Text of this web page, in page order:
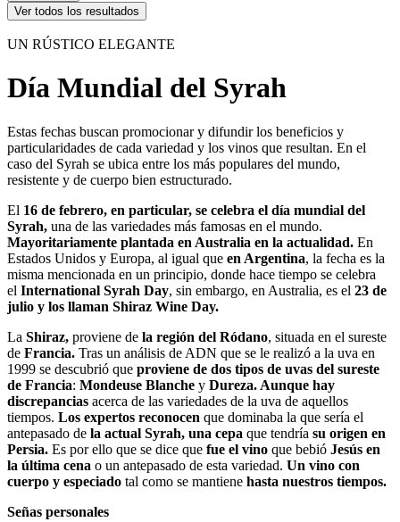
Ver todos los resultados
UN RÚSTICO ELEGANTE
Día Mundial del Syrah
Estas fechas buscan promocionar y difundir los beneficios y
particularidades de cada variedad y los vinos que resultan. En el
caso del Syrah se ubica entre los más populares del mundo,
resistente y de cuerpo bien estructurado.
El 16 de febrero, en particular, se celebra el día mundial del
Syrah, una de las variedades más famosas en el mundo.
Mayoritariamente plantada en Australia en la actualidad. En
Estados Unidos y Europa, al igual que en Argentina, la fecha es la
misma mencionada en un principio, donde hace tiempo se celebra
el International Syrah Day, sin embargo, en Australia, es el 23 de
julio y los llaman Shiraz Wine Day.
La Shiraz, proviene de la región del Ródano, situada en el sureste
de Francia. Tras un análisis de ADN que se le realizó a la uva en
1999 se descubrió que proviene de dos tipos de uvas del sureste
de Francia: Mondeuse Blanche y Dureza. Aunque hay
discrepancias acerca de las variedades de la uva de aquellos
tiempos. Los expertos reconocen que dominaba la que sería el
antepasado de la actual Syrah, una cepa que tendría su origen en
Persia. Es por ello que se dice que fue el vino que bebió Jesús en
la última cena o un antepasado de esta variedad. Un vino con
cuerpo y especiado tal como se mantiene hasta nuestros tiempos.
Señas personales